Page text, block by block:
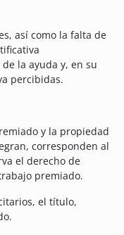
así como la falta de
la ayuda y, en su
percibidas.
y la propiedad
corresponden al
el derecho de
premiado.
el título,